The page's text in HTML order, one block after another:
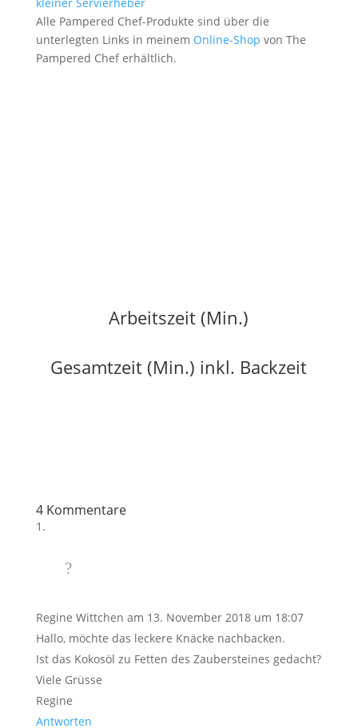
Alle Pampered Chef-Produkte sind über die
unterlegten Links in meinem Online-Shop von The
Pampered Chef erhältlich.
Arbeitszeit (Min.)
Gesamtzeit (Min.) inkl. Backzeit
4 Kommentare
Regine Wittchen am 13. November 2018 um 18:07
Hallo, möchte das leckere Knäcke nachbacken.
Ist das Kokosöl zu Fetten des Zaubersteines gedacht?
Viele Grüsse
Regine
Antworten